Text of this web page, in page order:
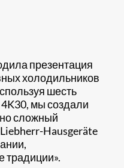
презентация
холодильников
шесть
мы создали
сложный
Hausgeräte